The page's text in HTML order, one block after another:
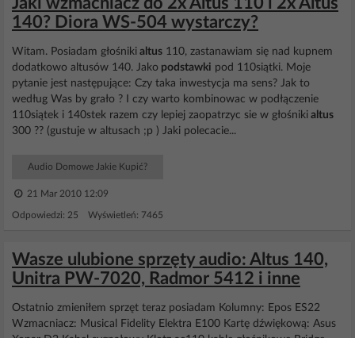
140? Diora WS-504 wystarczy?
Witam. Posiadam głośniki altus 110, zastanawiam się nad kupnem
dodatkowo altusów 140. Jako podstawki pod 110siątki. Moje
pytanie jest następujące: Czy taka inwestycja ma sens? Jak to
według Was by grało ? I czy warto kombinowac w podłączenie
110siątek i 140stek razem czy lepiej zaopatrzyc sie w głośniki altus
300 ?? (gustuje w altusach ;p ) Jaki polecacie...
Audio Domowe Jakie Kupić?
21 Mar 2010 12:09
Odpowiedzi: 25 Wyświetleń: 7465
Wasze ulubione sprzęty audio: Altus 140,
Unitra PW-7020, Radmor 5412 i inne
Ostatnio zmieniłem sprzęt teraz posiadam Kolumny: Epos ES22
Wzmacniacz: Musical Fidelity Elektra E100 Kartę dźwiękową: Asus